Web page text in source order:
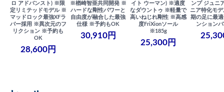
ロ アドバンスト) ※限
定リミテッドモデル ※
マッドロック最強XFラ
バー採用 ※異次元のフ
リクション ※予約も
OK
28,600円
※楢崎智亜共同開発 ※
ハードな剛性パワーと
自由度が融合した最強
仕様 ※予約もOK
30,910円
イト ウーマン) ※適度
なダウントゥ ※軽量で
高いねじれ剛性 ※高感
度FriXionソール
※185g
25,300円
ンプ ジュニ
ニア特化モ
期の足に最
ンション